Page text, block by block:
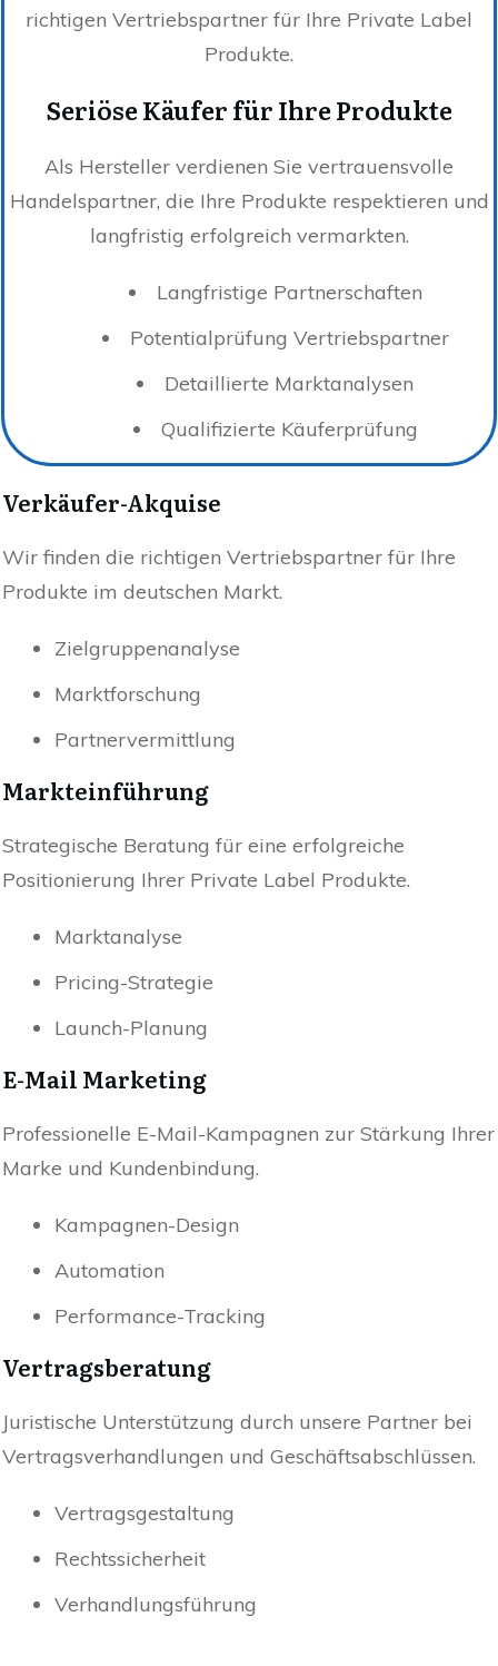
richtigen Vertriebspartner für Ihre Private Label
Produkte.
Seriöse Käufer für Ihre Produkte
Als Hersteller verdienen Sie vertrauensvolle
Handelspartner, die Ihre Produkte respektieren und
langfristig erfolgreich vermarkten.
Langfristige Partnerschaften
Potentialprüfung Vertriebspartner
Detaillierte Marktanalysen
Qualifizierte Käuferprüfung
Verkäufer-Akquise
Wir finden die richtigen Vertriebspartner für Ihre
Produkte im deutschen Markt.
Zielgruppenanalyse
Marktforschung
Partnervermittlung
Markteinführung
Strategische Beratung für eine erfolgreiche
Positionierung Ihrer Private Label Produkte.
Marktanalyse
Pricing-Strategie
Launch-Planung
E-Mail Marketing
Professionelle E-Mail-Kampagnen zur Stärkung Ihrer
Marke und Kundenbindung.
Kampagnen-Design
Automation
Performance-Tracking
Vertragsberatung
Juristische Unterstützung durch unsere Partner bei
Vertragsverhandlungen und Geschäftsabschlüssen.
Vertragsgestaltung
Rechtssicherheit
Verhandlungsführung